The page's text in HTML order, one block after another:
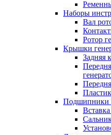
Наборы
Вал
Ротор
Крышки
Задняя
Подшипники